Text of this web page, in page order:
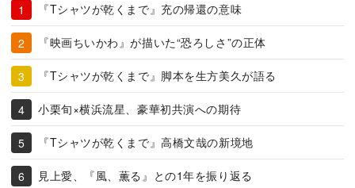
『Tシャツが乾くまで』充の帰還の意味
『映画ちいかわ』が描いた“恐ろしさ”の正体
『Tシャツが乾くまで』脚本を生方美久が語る
小栗旬×横浜流星、豪華初共演への期待
『Tシャツが乾くまで』高橋文哉の新境地
見上愛、『風、薫る』との1年を振り返る